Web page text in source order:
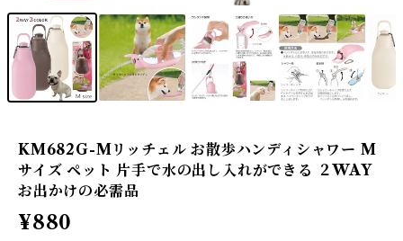
KM682G-Mリッチェル お散歩ハンディシャワー M
サイズ ペット 片手で水の出し入れができる ２WAY
お出かけの必需品
¥880